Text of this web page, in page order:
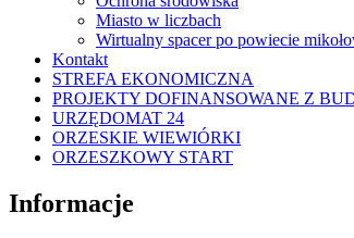
Miasto w liczbach
Wirtualny spacer po powiecie
Kontakt
STREFA EKONOMICZNA
PROJEKTY DOFINANSOWANE Z
URZĘDOMAT 24
ORZESKIE WIEWIÓRKI
ORZESZKOWY START
Informacje